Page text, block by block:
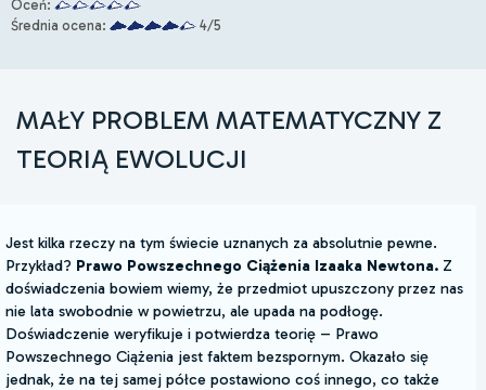
Oceń:
Średnia ocena:
4/5
MAŁY PROBLEM MATEMATYCZNY Z
TEORIĄ EWOLUCJI
Jest kilka rzeczy na tym świecie uznanych za absolutnie pewne.
Przykład? Prawo Powszechnego Ciążenia Izaaka Newtona. Z
doświadczenia bowiem wiemy, że przedmiot upuszczony przez nas
nie lata swobodnie w powietrzu, ale upada na podłogę.
Doświadczenie weryfikuje i potwierdza teorię – Prawo
Powszechnego Ciążenia jest faktem bezspornym. Okazało się
jednak, że na tej samej półce postawiono coś innego, co także